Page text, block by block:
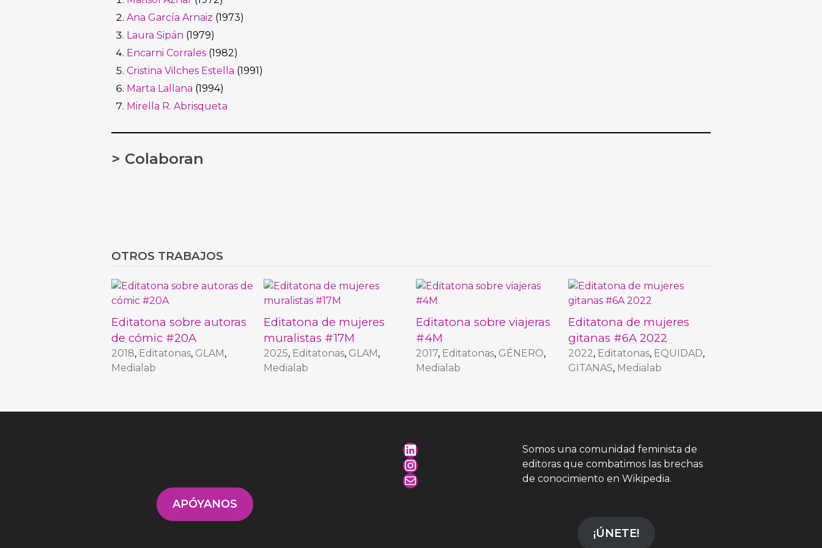
Ana García Arnaiz (1973)
Laura Sipán (1979)
Encarni Corrales (1982)
Cristina Vilches Estella (1991)
Marta Lallana (1994)
Mirella R. Abrisqueta
> Colaboran
OTROS TRABAJOS
Editatona sobre autoras
de cómic #20A
2018, Editatonas, GLAM,
Medialab
Editatona de mujeres
muralistas #17M
2025, Editatonas, GLAM,
Medialab
Editatona sobre viajeras
#4M
2017, Editatonas, GÉNERO,
Medialab
Editatona de mujeres
gitanas #6A 2022
2022, Editatonas, EQUIDAD,
GITANAS, Medialab
APÓYANOS
LinkedIn
Instagram
Mail
Somos una comunidad feminista de
editoras que combatimos las brechas
de conocimiento en Wikipedia.
¡ÚNETE!